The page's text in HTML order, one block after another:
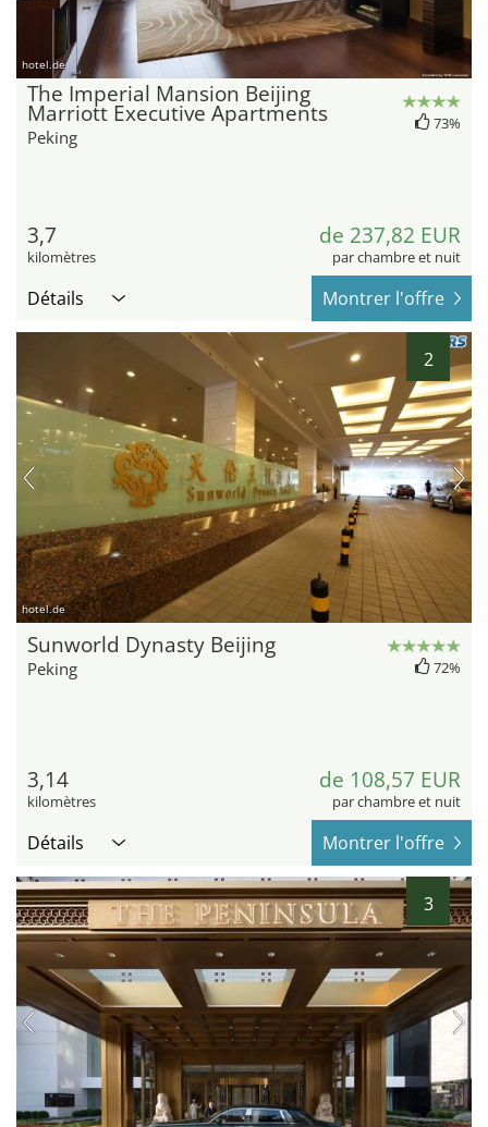
hotel.de
The Imperial Mansion Beijing
Marriott Executive Apartments
Peking
73%
3,7
kilomètres
de 237,82 EUR
par chambre et nuit
Détails Montrer l'offre
2
hotel.de
Sunworld Dynasty Beijing
Peking 72%
3,14
kilomètres
de 108,57 EUR
par chambre et nuit
Détails Montrer l'offre
3